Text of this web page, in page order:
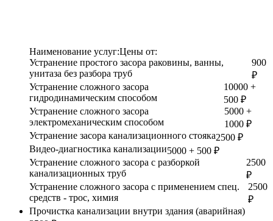
Наименование услуг:Цены от:
Устранение простого засора раковины, ванны,
унитаза без разбора труб
900
₽
Устранение сложного засора
гидродинамическим способом
10000 +
500 ₽
Устранение сложного засора
электромеханическим способом
5000 +
1000 ₽
Устранение засора канализационного стояка2500 ₽
Видео-диагностика канализации5000 + 500 ₽
Устранение сложного засора с разборкой
канализационных труб
2500
₽
Устранение сложного засора с применением спец.
средств - трос, химия
2500
₽
Прочистка канализации внутри здания (аварийная)